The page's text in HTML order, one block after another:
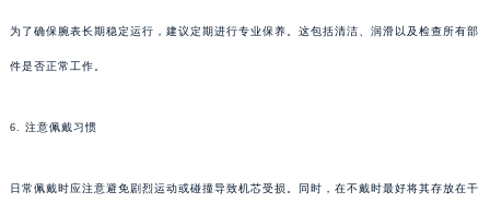
为了确保腕表长期稳定运行，建议定期进行专业保养。这包括清洁、润滑以及检查所有部
件是否正常工作。
6. 注意佩戴习惯
日常佩戴时应注意避免剧烈运动或碰撞导致机芯受损。同时，在不戴时最好将其存放在干